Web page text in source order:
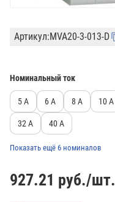
Артикул:MVA20-3-013-D
Номинальный ток
5 А 6 А 8 А 10 А
32 А 40 А
Показать ещё 6 номиналов
927.21 руб./шт.